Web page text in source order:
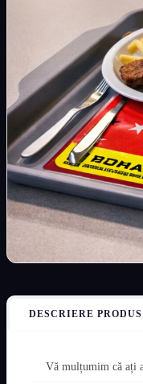
DESCRIERE PRODUS
Vă mulțumim că ați